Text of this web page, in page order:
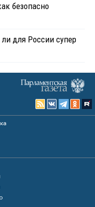
безопасно
для России супер